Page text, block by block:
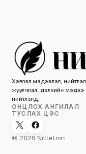
Хэвлэл мэдээлэл,
жуулчлал, дэлхийн мэдээ
нийтлэлүүд.
ОНЦЛОХ АНГИЛАЛ
ТУСЛАХ ЦЭС
© 2026 Nittlel.mn